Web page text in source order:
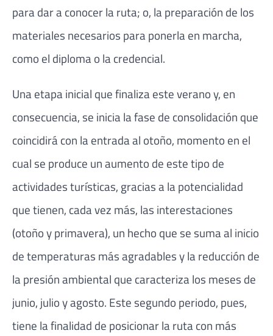
para dar a conocer la ruta; o, la preparación de los
materiales necesarios para ponerla en marcha,
como el diploma o la credencial.
Una etapa inicial que finaliza este verano y, en
consecuencia, se inicia la fase de consolidación que
coincidirá con la entrada al otoño, momento en el
cual se produce un aumento de este tipo de
actividades turísticas, gracias a la potencialidad
que tienen, cada vez más, las interestaciones
(otoño y primavera), un hecho que se suma al inicio
de temperaturas más agradables y la reducción de
la presión ambiental que caracteriza los meses de
junio, julio y agosto. Este segundo periodo, pues,
tiene la finalidad de posicionar la ruta con más